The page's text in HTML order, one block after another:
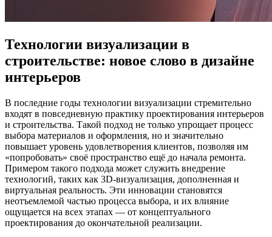
Технологии визуализации в
строительстве: новое слово в дизайне
интерьеров
В последние годы технологии визуализации стремительно
входят в повседневную практику проектирования интерьеров
и строительства. Такой подход не только упрощает процесс
выбора материалов и оформления, но и значительно
повышает уровень удовлетворения клиентов, позволяя им
«попробовать» своё пространство ещё до начала ремонта.
Примером такого подхода может служить внедрение
технологий, таких как 3D-визуализация, дополненная и
виртуальная реальность. Эти инновации становятся
неотъемлемой частью процесса выбора, и их влияние
ощущается на всех этапах — от концептуального
проектирования до окончательной реализации.